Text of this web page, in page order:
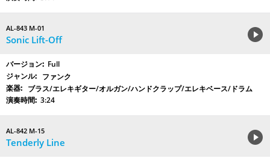
AL-843 M-01
Sonic Lift-Off
Full
ファンク
ブラス/エレキギター/オルガン/ハンドクラップ/エレキベース/ドラム
3:24
AL-842 M-15
Tenderly Line